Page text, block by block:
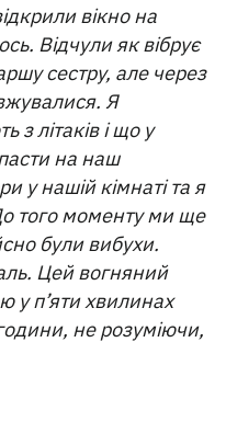
вікно на
Відчули як вібрує
сестру, але через
Я
літаків і що у
на наш
у нашій кімнаті та я
того моменту ми ще
були вибухи.
Цей вогняний
п’яти хвилинах
не розуміючи,